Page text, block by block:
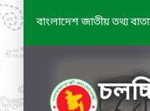
বাংলাদেশ জাতীয় তথ্য